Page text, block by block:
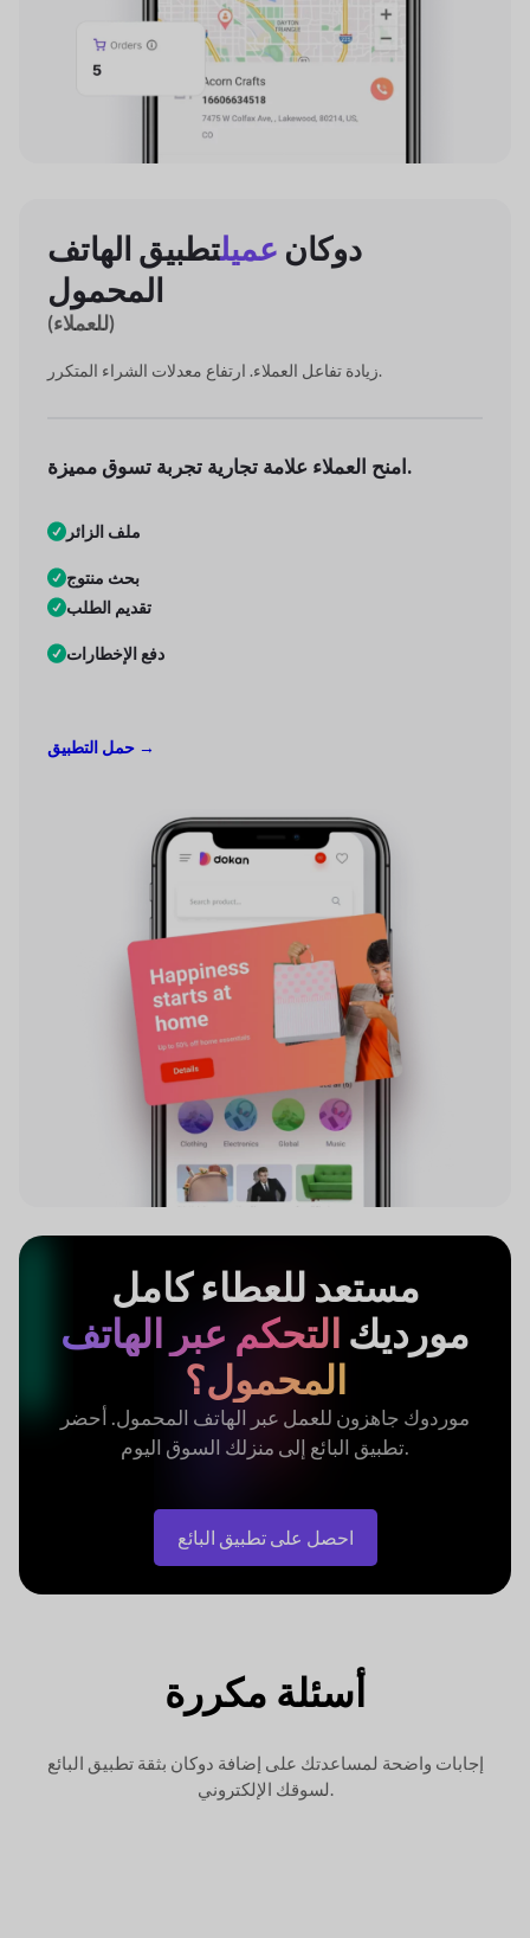
دوكان عميلتطبيق الهاتف
المحمول
(للعملاء)
زيادة تفاعل العملاء. ارتفاع معدلات الشراء المتكرر.
امنح العملاء علامة تجاريةتجربة تسوق مميزة.
ملف الزائر
بحث منتوج
تقديم الطلب
دفع الإخطارات
حمل التطبيق →
مستعد للعطاءكامل
مورديك التحكم عبر الهاتف
المحمول؟
موردوك جاهزون للعمل عبر الهاتف المحمول. أحضر
تطبيق البائع إلى منزلكالسوق اليوم.
احصل على تطبيق البائع
أسئلة مكررة
إجابات واضحة لمساعدتك على إضافة دوكان بثقةتطبيق البائع
لسوقك الإلكتروني.